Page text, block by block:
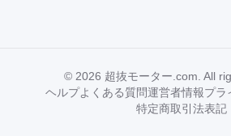
© 2026 超抜モーター.com. All
ヘルプよくある質問運営者情報プラ
特定商取引法表記